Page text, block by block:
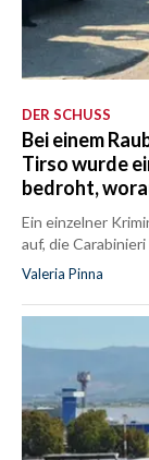
DER SCHUSS
Bei einem
Tirso wurde
bedroht,
Ein einzelner
auf, die
Valeria Pinna